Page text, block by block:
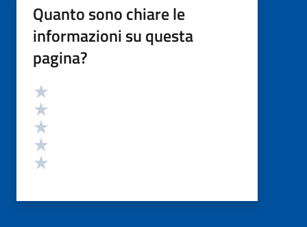
Quanto sono chiare le
informazioni su questa
pagina?
Valutazione